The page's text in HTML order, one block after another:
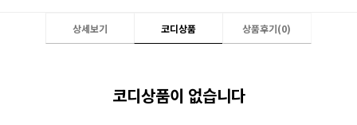
상세보기 코디상품 상품후기(0)
코디상품이 없습니다